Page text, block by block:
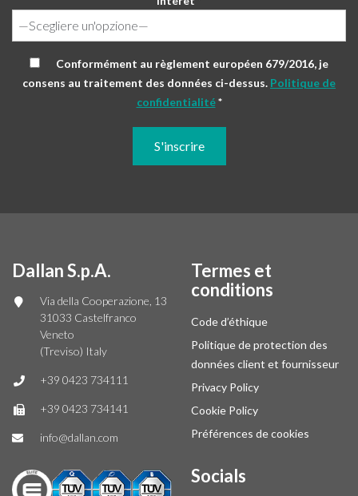
Conformément au règlement européen 679/2016, je
consens au traitement des données ci-dessus. Politique de
confidentialité*
Dallan S.p.A.
Via della Cooperazione, 13
31033 Castelfranco
Veneto
(Treviso) Italy
+39 0423 734111
+39 0423 734141
info@dallan.com
Termes et
conditions
Code d’éthique
Politique de protection des
données client et fournisseur
Privacy Policy
Cookie Policy
Préférences de cookies
Socials